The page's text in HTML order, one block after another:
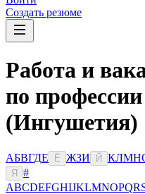
Создать резюме
Работа и
по
(Ингушетия)
АБВГДЕ Ё ЖЗИ Й КЛМН
Я
#
ABCDEFGHIJKLMNOPQR